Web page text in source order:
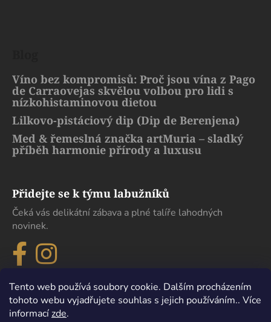
Tento web používá soubory cookie. Dalším procházením
tohoto webu vyjadřujete souhlas s jejich používáním.. Více
informacízde.
Víno bez kompromisů: Proč jsou vína z Pago
de Carraovejas skvělou volbou pro lidi s
nízkohistaminovou dietou
Lilkovo-pistáciový dip (Dip de Berenjena)
Med & řemeslná značka artMuria – sladký
příběh harmonie přírody a luxusu
Přidejte se k týmu labužníků
Čeká vás delikátní zábava a plné talíře lahodných
novinek.